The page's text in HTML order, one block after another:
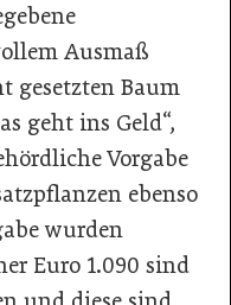
Ausmaß
gesetzten Baum
geht ins Geld“,
Vorgabe
ebenso
wurden
Euro 1.090 sind